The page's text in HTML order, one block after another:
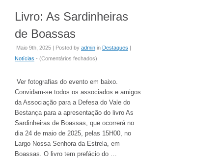
Livro: As Sardinheiras
de Boassas
Maio 9th, 2025 | Posted by admin in Destaques |
Notícias - (Comentários fechadosem
Sardinheiras
Boassas
)
Ver fotografias do evento em baixo.
Convidam-se todos os associados e amigos
da Associação para a Defesa do Vale do
Bestança para a apresentação do livro As
Sardinheiras de Boassas, que ocorrerá no
dia 24 de maio de 2025, pelas 15H00, no
Largo Nossa Senhora da Estrela, em
Boassas. O livro tem prefácio do …